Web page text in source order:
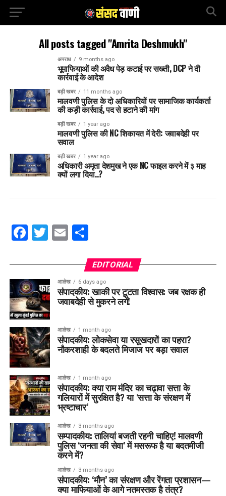
All posts tagged "Amrita Deshmukh"
अपराध 9 months ago
भूमाफियाओं की अवैध पेड़ कटाई पर सख्ती, DCP ने दी
कार्रवाई के आदेश
बड़ी खबर 11 months ago
मालवणी पुलिस के दो अधिकारियों पर सामाजिक कार्यकर्ता
की कड़ी कार्रवाई, पद से हटाने की मांग
बड़ी खबर 1 year ago
मालवणी पुलिस की NC शिकायत में देरी: जवाबदेही पर
सवाल
बड़ी खबर 1 year ago
अधिकारी अमृता देशमुख ने एक NC फाइल करने में ३ माह
क्यों लगा दिया..?
Facebook
Twitter
EmailShare
EDITORIAL
आलेख 6 days ago
संपादकीय: खाकी पर टूटता विश्वास: जब रक्षक ही
जवाबदेही से मुकरने लगें!
आलेख 1 month ago
संपादकीय: लोकसेवा या रसूखदारों का पहरा?
नौकरशाही के बदलते मिजाज पर बड़ा सवाल
आलेख 1 month ago
संपादकीय: क्या राम मंदिर का चढ़ावा सत्ता के
गलियारों में सुरक्षित है? या ‘सत्ता के संरक्षण में
भ्रष्टाचार’
आलेख 3 months ago
सम्पादकीय: तालियां बजती रहनी चाहिए! मालवणी
पुलिस ‘जनता की सेवा’ में मसरूफ है या बदतमीजी
करने में?
आलेख 3 months ago
संपादकीय: ‘मौन’ का संरक्षण और रेंगता प्रशासन—
क्या माफियाओं के आगे नतमस्तक है तंत्र?